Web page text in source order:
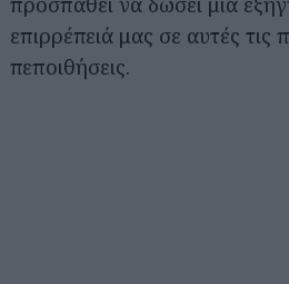
επιρρέπειά μας σε αυτές τις
πεποιθήσεις.